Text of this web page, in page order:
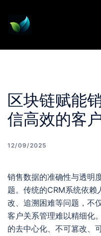
content
区块链赋能
信高效的客
12/09/2025
销售数据的准确性与透明
题。传统的CRM系统依赖
改、追溯困难等问题，不
客户关系管理难以精细化
的去中心化、不可篡改、